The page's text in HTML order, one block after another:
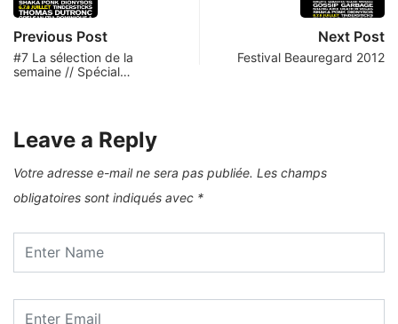
Previous Post
#7 La sélection de la
semaine // Spécial…
Next Post
Festival Beauregard 2012
Leave a Reply
Votre adresse e-mail ne sera pas publiée. Les champs
obligatoires sont indiqués avec *